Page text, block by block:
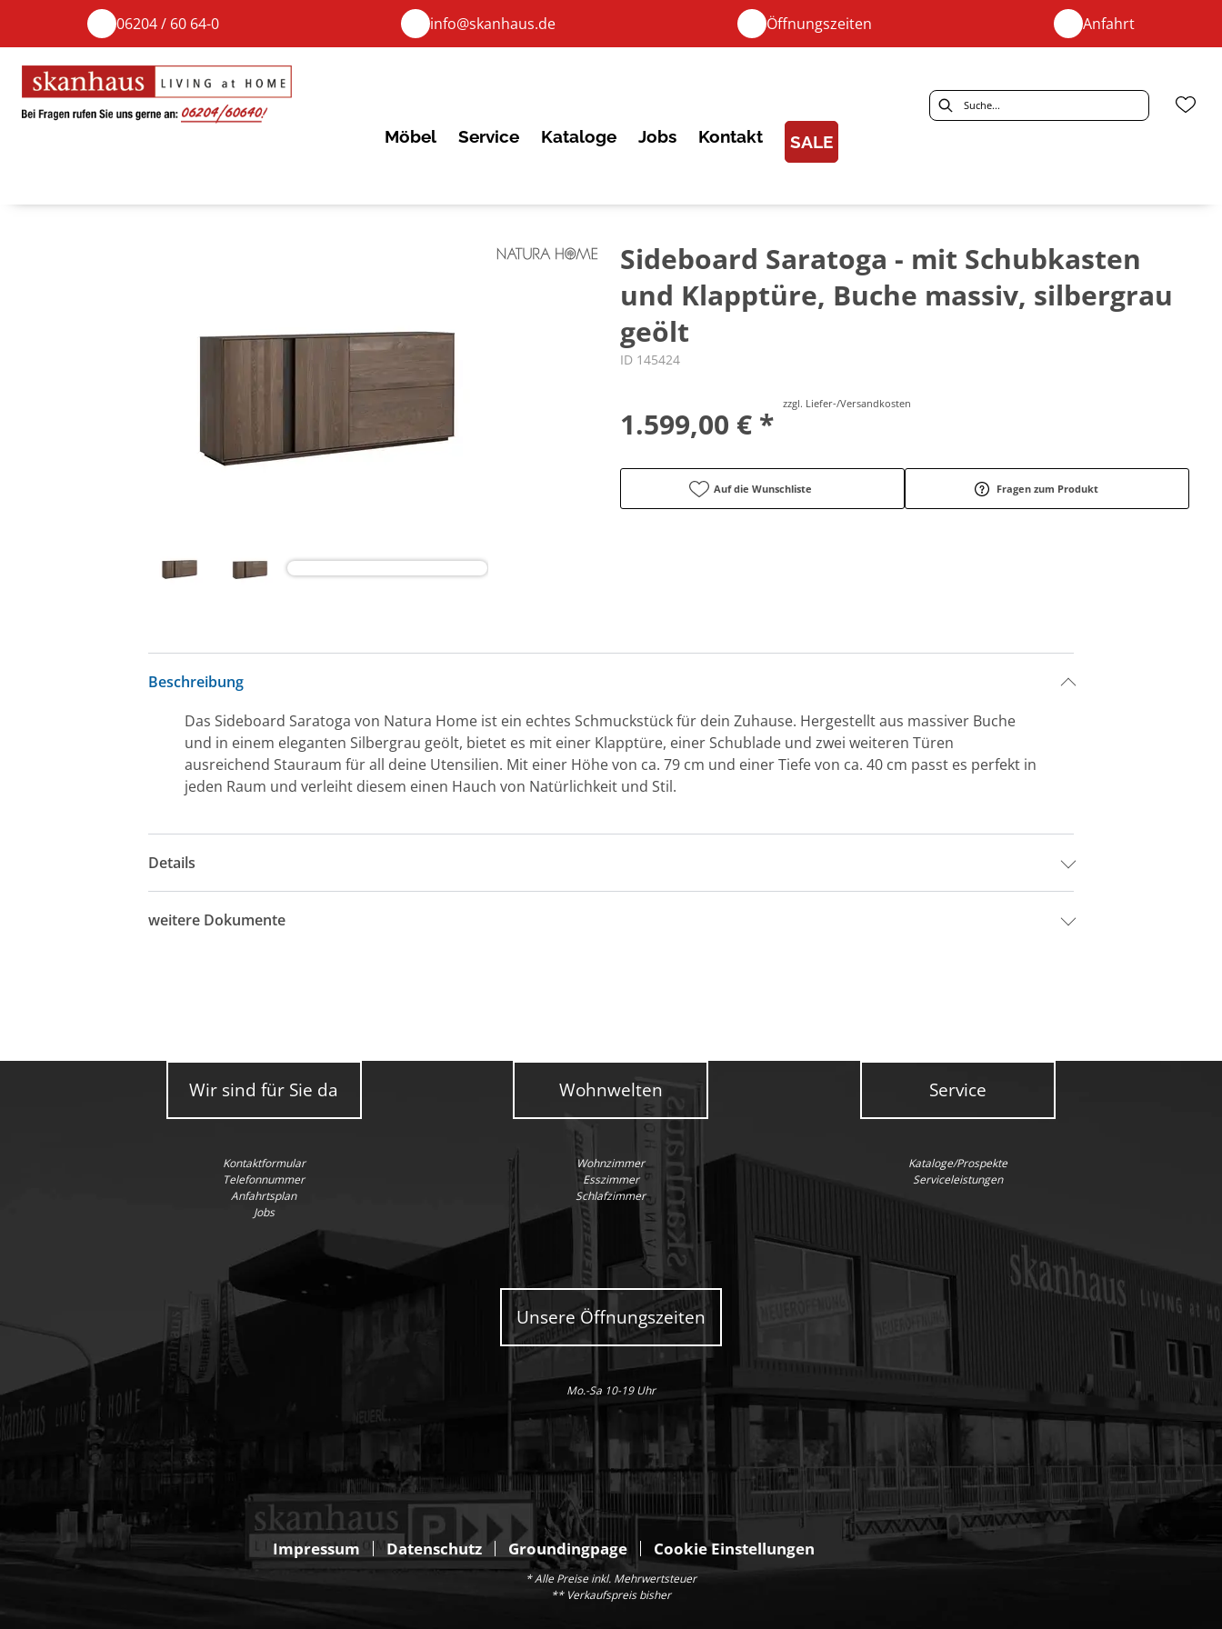
06204 / 60 64-0 info@skanhaus.de Öffnungszeiten Anfahrt
Möbel Service Kataloge Jobs Kontakt SALE
Sideboard Saratoga - mit Schubkasten
und Klapptüre, Buche massiv, silbergrau
geölt
ID 145424
1.599,00 € *
zzgl. Liefer-/Versandkosten
Auf die Wunschliste Fragen zum Produkt
Beschreibung
Das Sideboard Saratoga von Natura Home ist ein echtes Schmuckstück für dein Zuhause. Hergestellt aus massiver Buche
und in einem eleganten Silbergrau geölt, bietet es mit einer Klapptüre, einer Schublade und zwei weiteren Türen
ausreichend Stauraum für all deine Utensilien. Mit einer Höhe von ca. 79 cm und einer Tiefe von ca. 40 cm passt es perfekt in
jeden Raum und verleiht diesem einen Hauch von Natürlichkeit und Stil.
Details
weitere Dokumente
Wir sind für Sie da
Kontaktformular
Telefonnummer
Anfahrtsplan
Jobs
Wohnwelten
Wohnzimmer
Esszimmer
Schlafzimmer
Service
Kataloge/Prospekte
Serviceleistungen
Unsere Öffnungszeiten
Mo.-Sa 10-19 Uhr
Impressum Datenschutz Groundingpage Cookie Einstellungen
* Alle Preise inkl. Mehrwertsteuer
** Verkaufspreis bisher